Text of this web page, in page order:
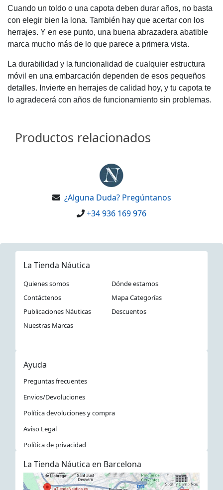
Cuando un toldo o una capota deben durar años, no basta
con elegir bien la lona. También hay que acertar con los
herrajes. Y en ese punto, una buena abrazadera abatible
marca mucho más de lo que parece a primera vista.
La durabilidad y la funcionalidad de cualquier estructura
móvil en una embarcación dependen de esos pequeños
detalles. Invierte en herrajes de calidad hoy, y tu capota te
lo agradecerá con años de funcionamiento sin problemas.
Productos relacionados
¿Alguna Duda? Pregúntanos
+34 936 169 976
La Tienda Náutica
Quienes somos
Dónde estamos
Contáctenos
Mapa Categorías
Publicaciones Náuticas
Descuentos
Nuestras Marcas
Ayuda
Preguntas frecuentes
Envios/Devoluciones
Política devoluciones y compra
Aviso Legal
Política de privacidad
La Tienda Náutica en Barcelona